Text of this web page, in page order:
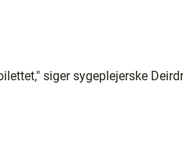
siger sygeplejerske